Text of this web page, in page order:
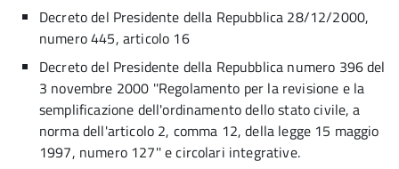
Decreto del Presidente della Repubblica 28/12/2000,
numero 445, articolo 16
Decreto del Presidente della Repubblica numero 396 del
3 novembre 2000 ''Regolamento per la revisione e la
semplificazione dell'ordinamento dello stato civile, a
norma dell'articolo 2, comma 12, della legge 15 maggio
1997, numero 127'' e circolari integrative.